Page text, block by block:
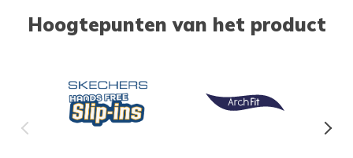
Hoogtepunten van het product